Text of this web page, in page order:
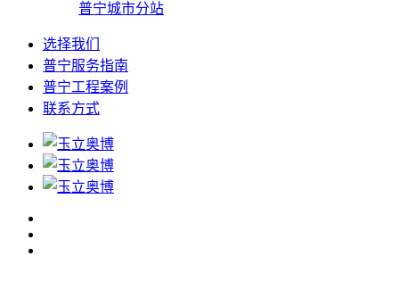
普宁城市分站
选择我们
普宁服务指南
普宁工程案例
联系方式